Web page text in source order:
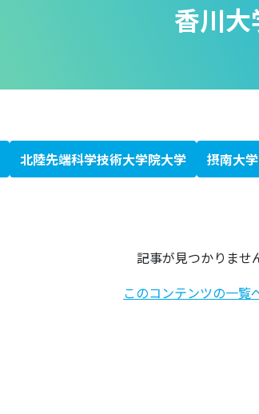
香川大
北陸先端科学技術大学院大学 摂南大学
記事が見つかりませ
このコンテンツの一覧